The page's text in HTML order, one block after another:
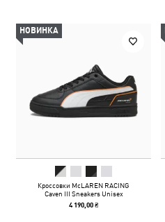
НОВИНКА
Кроссовки McLAREN RACING
Caven III Sneakers Unisex
4 190,00 ₴